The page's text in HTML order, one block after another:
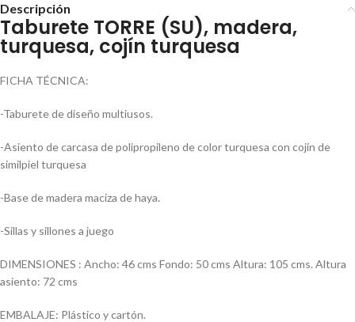
Descripción
Taburete TORRE (SU), madera,
turquesa, cojín turquesa
FICHA TÉCNICA:
-Taburete de diseño multiusos.
-Asiento de carcasa de polipropileno de color turquesa con cojín de
similpiel turquesa
-Base de madera maciza de haya.
-Sillas y sillones a juego
DIMENSIONES : Ancho: 46 cms Fondo: 50 cms Altura: 105 cms. Altura
asiento: 72 cms
EMBALAJE: Plástico y cartón.